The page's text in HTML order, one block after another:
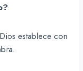
establece con